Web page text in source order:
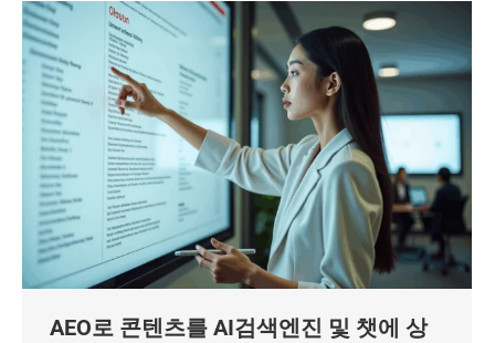
AEO로 콘텐츠를 AI검색엔진 및 챗에 상